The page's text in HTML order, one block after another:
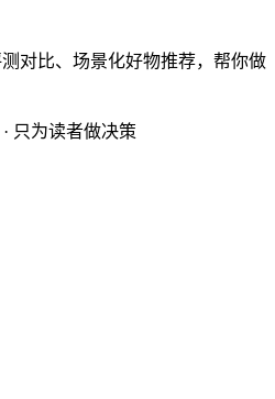
对比、场景化好物推荐，帮你做
只为读者做决策